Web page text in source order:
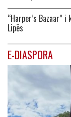
“Harper’s Bazaar”
Lipës
E-DIASPORA